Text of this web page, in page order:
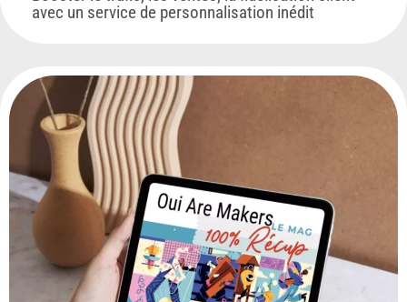
avec un service de personnalisation inédit